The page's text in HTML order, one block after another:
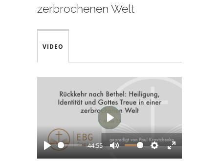
zerbrochenen Welt
VIDEO
Play
-44:55
Mute Settings
Enter
Play